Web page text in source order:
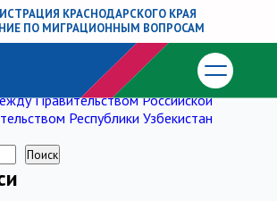
КРАСНОДАРСКОГО КРАЯ
ПО МИГРАЦИОННЫМ ВОПРОСАМ
о Евразийском
союзе
между Правительством Российской
Республики Таджикистан
Правительством Российской
Республики Узбекистан
Поиск